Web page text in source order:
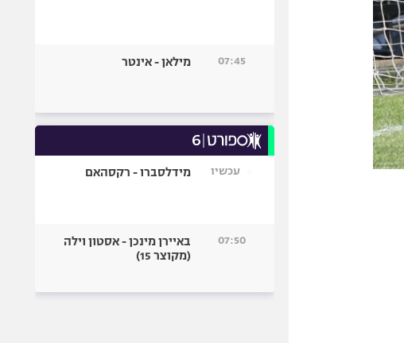
07:45 מילאן - אינטר
עכשיו מידלסברו - רקסהאם
07:50
באיירן מינכן - אסטון וילה
(מקוצר 15)